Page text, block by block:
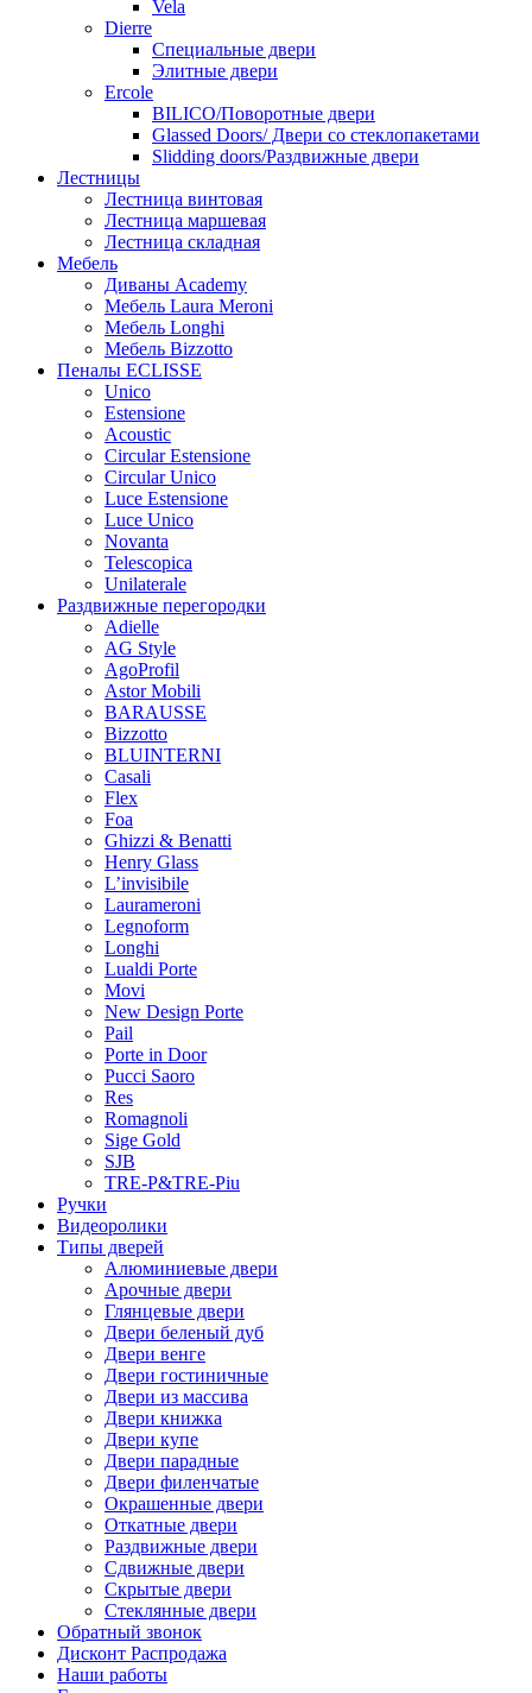
Vela
Dierre
Специальные двери
Элитные двери
Ercole
BILICO/Поворотные двери
Glassed Doors/ Двери со стеклопакетами
Slidding doors/Раздвижные двери
Лестницы
Лестница винтовая
Лестница маршевая
Лестница складная
Мебель
Диваны Academy
Мебель Laura Meroni
Мебель Longhi
Мебель Bizzotto
Пеналы ECLISSE
Unico
Estensione
Acoustic
Circular Estensione
Circular Unico
Luce Estensione
Luce Unico
Novanta
Telescopica
Unilaterale
Раздвижные перегородки
Adielle
AG Style
AgoProfil
Astor Mobili
BARAUSSE
Bizzotto
BLUINTERNI
Casali
Flex
Foa
Ghizzi & Benatti
Henry Glass
L’invisibile
Laurameroni
Legnoform
Longhi
Lualdi Porte
Movi
New Design Porte
Pail
Porte in Door
Pucci Saoro
Res
Romagnoli
Sige Gold
SJB
TRE-P&TRE-Piu
Ручки
Видеоролики
Типы дверей
Алюминиевые двери
Арочные двери
Глянцевые двери
Двери беленый дуб
Двери венге
Двери гостиничные
Двери из массива
Двери книжка
Двери купе
Двери парадные
Двери филенчатые
Окрашенные двери
Откатные двери
Раздвижные двери
Сдвижные двери
Скрытые двери
Стеклянные двери
Обратный звонок
Дисконт Распродажа
Наши работы